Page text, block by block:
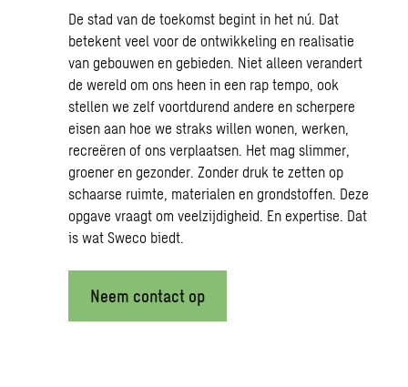
De stad van de toekomst begint in het nú. Dat
betekent veel voor de ontwikkeling en realisatie
van gebouwen en gebieden. Niet alleen verandert
de wereld om ons heen in een rap tempo, ook
stellen we zelf voortdurend andere en scherpere
eisen aan hoe we straks willen wonen, werken,
recreëren of ons verplaatsen. Het mag slimmer,
groener en gezonder. Zonder druk te zetten op
schaarse ruimte, materialen en grondstoffen. Deze
opgave vraagt om veelzijdigheid. En expertise. Dat
is wat Sweco biedt.
Neem contact op